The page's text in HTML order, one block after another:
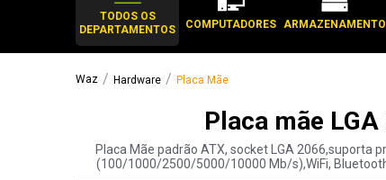
TODOS OS
DEPARTAMENTOS
COMPUTADORES ARMAZENAMENTO
Hardware Placa Mãe
Placa mãe
Placa Mãe padrão ATX, socket LGA 2066,suporta
(100/1000/2500/5000/10000 Mb/s),WiFi, Bluetooth,
2º
keychron
5º
openbox
6º
mouse